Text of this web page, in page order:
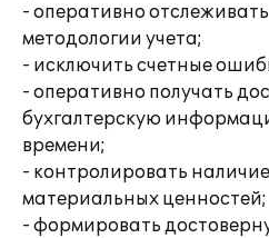
- оперативно
методологии учета;
- исключить счетные
- оперативно получать
бухгалтерскую
времени;
- контролировать
материальных ценностей;
- формировать